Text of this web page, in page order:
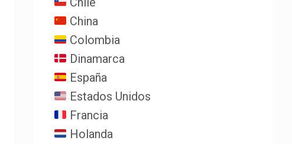
China
Colombia
Dinamarca
España
Estados Unidos
Francia
Holanda